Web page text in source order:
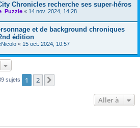
Chronicles recherche ses super-héros
« 14 nov. 2024, 14:28
et de background chroniques
édition
« 15 oct. 2024, 10:57
sujets 1 2
Aller à